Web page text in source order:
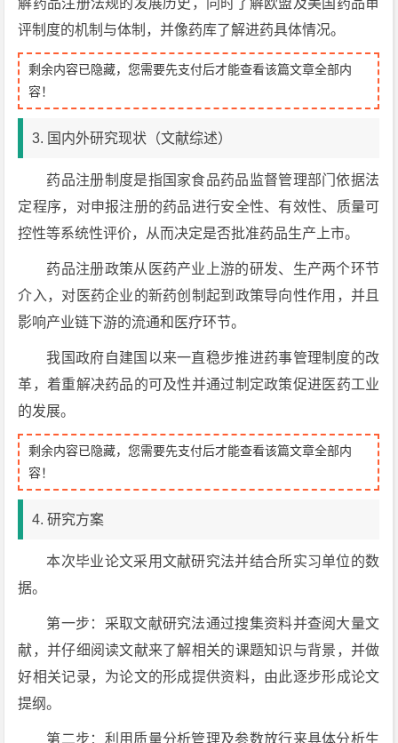
解药品注册法规的发展历史，同时了解欧盟及美国药品审
评制度的机制与体制，并像药库了解进药具体情况。
剩余内容已隐藏，您需要先支付后才能查看该篇文章全部内
容！
3. 国内外研究现状（文献综述）
药品注册制度是指国家食品药品监督管理部门依据法
定程序，对申报注册的药品进行安全性、有效性、质量可
控性等系统性评价，从而决定是否批准药品生产上市。
药品注册政策从医药产业上游的研发、生产两个环节
介入，对医药企业的新药创制起到政策导向性作用，并且
影响产业链下游的流通和医疗环节。
我国政府自建国以来一直稳步推进药事管理制度的改
革，着重解决药品的可及性并通过制定政策促进医药工业
的发展。
剩余内容已隐藏，您需要先支付后才能查看该篇文章全部内
容！
4. 研究方案
本次毕业论文采用文献研究法并结合所实习单位的数
据。
第一步：采取文献研究法通过搜集资料并查阅大量文
献，并仔细阅读文献来了解相关的课题知识与背景，并做
好相关记录，为论文的形成提供资料，由此逐步形成论文
提纲。
第二步：利用质量分析管理及参数放行来具体分析生